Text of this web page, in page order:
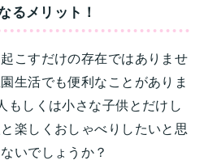
るメリット！
こすだけの存在ではありませ
生活でも便利なことがありま
もしくは小さな子供とだけし
楽しくおしゃべりしたいと思
いでしょうか？